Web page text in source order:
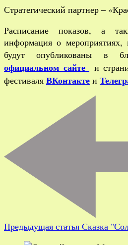
Стратегический партнер –
Расписание показов, а
информация о мероприятиях,
будут опубликованы в
официальном сайте
и
фестиваля ВКонтакте и
Предыдущая статья Сказка